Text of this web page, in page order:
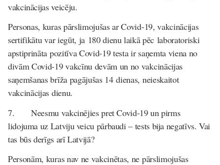
vakcinācijas veicēju.
Personas, kuras pārslimojušas ar Covid-19, vakcinācijas
sertifikātu var iegūt, ja 180 dienu laikā pēclaboratoriski
apstiprināta pozitīva Covid-19 testa ir saņemta viena no
divām Covid-19 vakcīnu devām un no vakcinācijas
saņemšanas brīža pagājušas 14 dienas, neieskaitot
vakcinācijas dienu.
7.Neesmu vakcinējies pret Covid-19 un pirms
lidojuma uz Latviju veicu pārbaudi – tests bija negatīvs. Vai
tas būs derīgs arī Latvijā?
Personām, kuras nav ne vakcinētas, ne pārslimojušas